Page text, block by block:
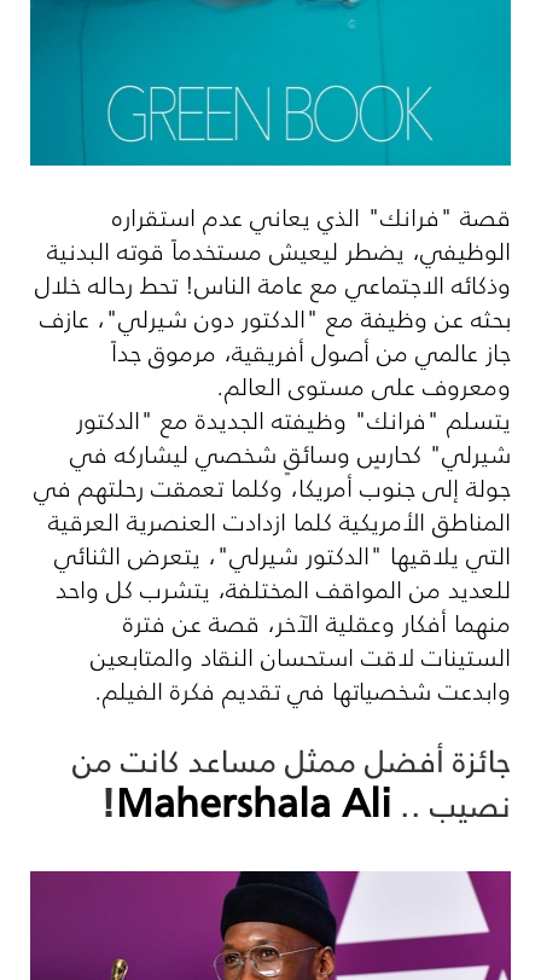
قصة "فرانك" الذي يعاني عدم استقراره
الوظيفي، يضطر ليعيش مستخدماً قوته البدنية
وذكائه الاجتماعي مع عامة الناس! تحط رحاله خلال
بحثه عن وظيفة مع "الدكتور دون شيرلي"، عازف
جاز عالمي من أصول أفريقية، مرموق جداً
ومعروف على مستوى العالم.
يتسلم "فرانك" وظيفته الجديدة مع "الدكتور
شيرلي" كحارسٍ وسائقٍ شخصي ليشاركه في
جولة إلى جنوب أمريكا، وكلما تعمقت رحلتهم في
المناطق الأمريكية كلما ازدادت العنصرية العرقية
التي يلاقيها "الدكتور شيرلي"، يتعرض الثنائي
للعديد من المواقف المختلفة، يتشرب كل واحد
منهما أفكار وعقلية الآخر، قصة عن فترة
الستينات لاقت استحسان النقاد والمتابعين
وابدعت شخصياتها في تقديم فكرة الفيلم.
جائزة أفضل ممثل مساعد كانت من
نصيب .. Mahershala Ali
!